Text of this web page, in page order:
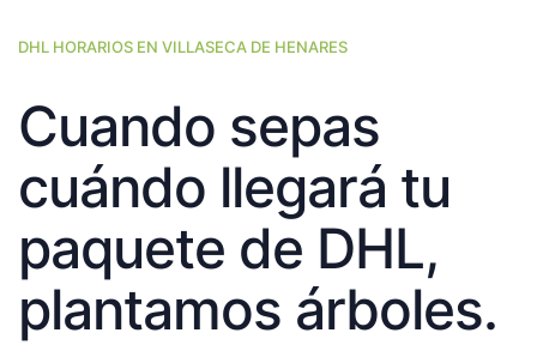
DHL HORARIOS EN VILLASECA DE HENARES
Cuando sepas
cuándo llegará tu
paquete de DHL,
plantamos árboles.